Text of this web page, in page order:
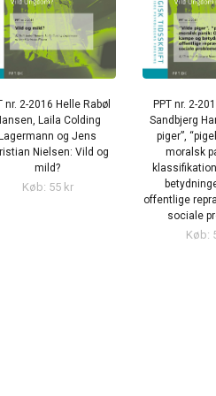
nr. 2-2016 Helle Rabøl
Laila Colding
og Jens
Nielsen: Vild og
mild?
Køb: 55 kr
PPT nr. 2-
Sandbjerg
piger”,
moralsk
offentlige
sociale
Køb: